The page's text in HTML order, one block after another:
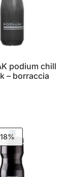
podium chill
– borraccia